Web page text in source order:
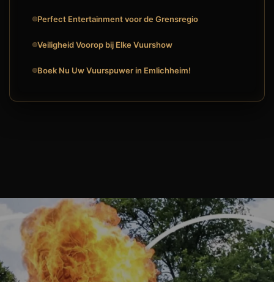
Perfect Entertainment voor de Grensregio
Veiligheid Voorop bij Elke Vuurshow
Boek Nu Uw Vuurspuwer in Emlichheim!